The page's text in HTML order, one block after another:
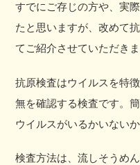
すでにご存じの方や、実
たと思いますが、改めて
てご紹介させていただきま
抗原検査はウイルスを特
無を確認する検査です。
ウイルスがいるかいない
検査方法は、流しそうめ